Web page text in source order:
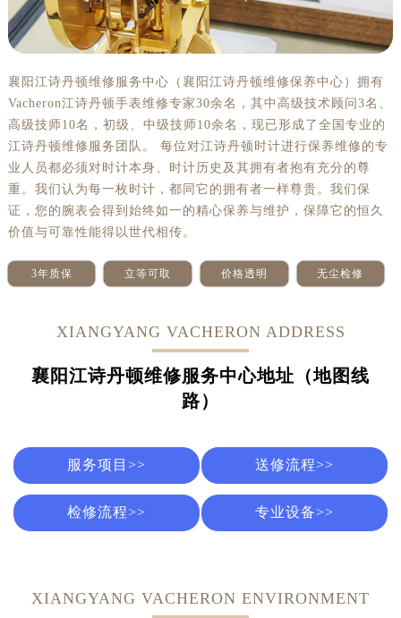
襄阳江诗丹顿维修服务中心（襄阳江诗丹顿维修保养中心）拥有
Vacheron江诗丹顿手表维修专家30余名，其中高级技术顾问3名、
高级技师10名，初级、中级技师10余名，现已形成了全国专业的
江诗丹顿维修服务团队。 每位对江诗丹顿时计进行保养维修的专
业人员都必须对时计本身、时计历史及其拥有者抱有充分的尊
重。我们认为每一枚时计，都同它的拥有者一样尊贵。我们保
证，您的腕表会得到始终如一的精心保养与维护，保障它的恒久
价值与可靠性能得以世代相传。
3年质保 立等可取 价格透明 无尘检修
XIANGYANG VACHERON ADDRESS
襄阳江诗丹顿维修服务中心地址（地图线
路）
服务项目>> 送修流程>>
检修流程>> 专业设备>>
XIANGYANG VACHERON ENVIRONMENT